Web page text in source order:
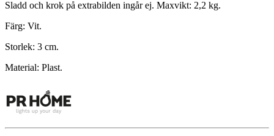
Sladd och krok på extrabilden ingår ej. Maxvikt: 2,2 kg.
Färg: Vit.
Storlek: 3 cm.
Material: Plast.